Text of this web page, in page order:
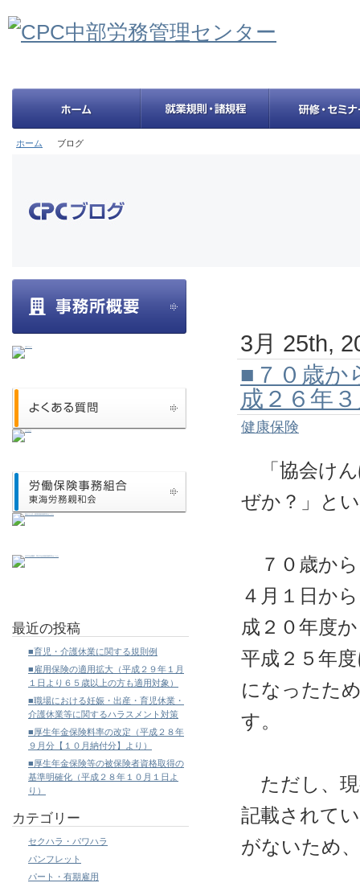
ホーム ブログ
3月 25th,
■７０歳か
成２６年
健康保険
「協会けん
ぜか？」と
７０歳から
４月１日か
成２０年度
平成２５年
になったた
す。
ただし、現
記載されて
がないため
最近の投稿
■育児・介護休業に関する規則例
■雇用保険の適用拡大（平成２９年１月
１日より６５歳以上の方も適用対象）
■職場における妊娠・出産・育児休業・
介護休業等に関するハラスメント対策
■厚生年金保険料率の改定（平成２８年
９月分【１０月納付分】より）
■厚生年金保険等の被保険者資格取得の
基準明確化（平成２８年１０月１日よ
り）
カテゴリー
セクハラ・パワハラ
パンフレット
パート・有期雇用